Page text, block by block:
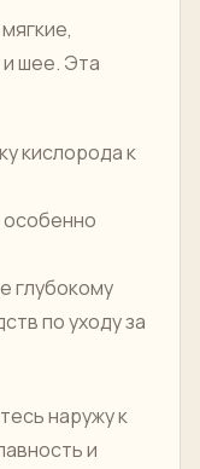
шее. Эта
кислорода к
глубокому
по уходу за
наружу к
и